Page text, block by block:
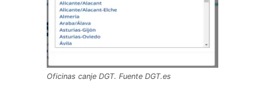
Oficinas canje DGT. Fuente DGT.es